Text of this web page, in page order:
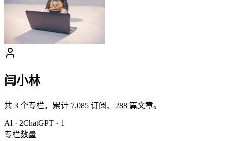
闫小林
共 3 个专栏，累计 7,085 订阅、 288 篇文章。
AI · 2ChatGPT · 1
专栏数量